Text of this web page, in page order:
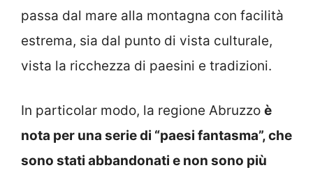
passa dal mare alla montagna con facilità
estrema, sia dal punto di vista culturale,
vista la ricchezza di paesini e tradizioni.
In particolar modo, la regione Abruzzo è
nota per una serie di “paesi fantasma”, che
sono stati abbandonati e non sono più